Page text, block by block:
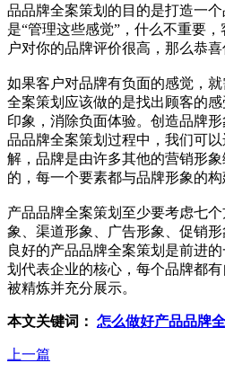
品品牌全案策划的目的是打造一
是“管理这些感觉”，什么不重要
户对你的品牌评价很高，那么恭喜
如果客户对品牌有负面的感觉，
全案策划应该做的是找出顾客的
印象，消除负面体验。创造品牌
品品牌全案策划过程中，我们可
解，品牌是由许多其他的营销形
的，每一个要素都与品牌形象的构
产品品牌全案策划至少要考虑七
象、渠道形象、广告形象、促销形
良好的产品品牌全案策划是前进
划代表企业的核心，每个品牌都
被精炼并充分展示。
本文关键词： 怎么做好产品品牌
上一篇